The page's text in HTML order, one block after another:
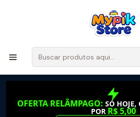
OFERTA RELÂMPAGO: SÓ HOJE,
POR R$ 5,00